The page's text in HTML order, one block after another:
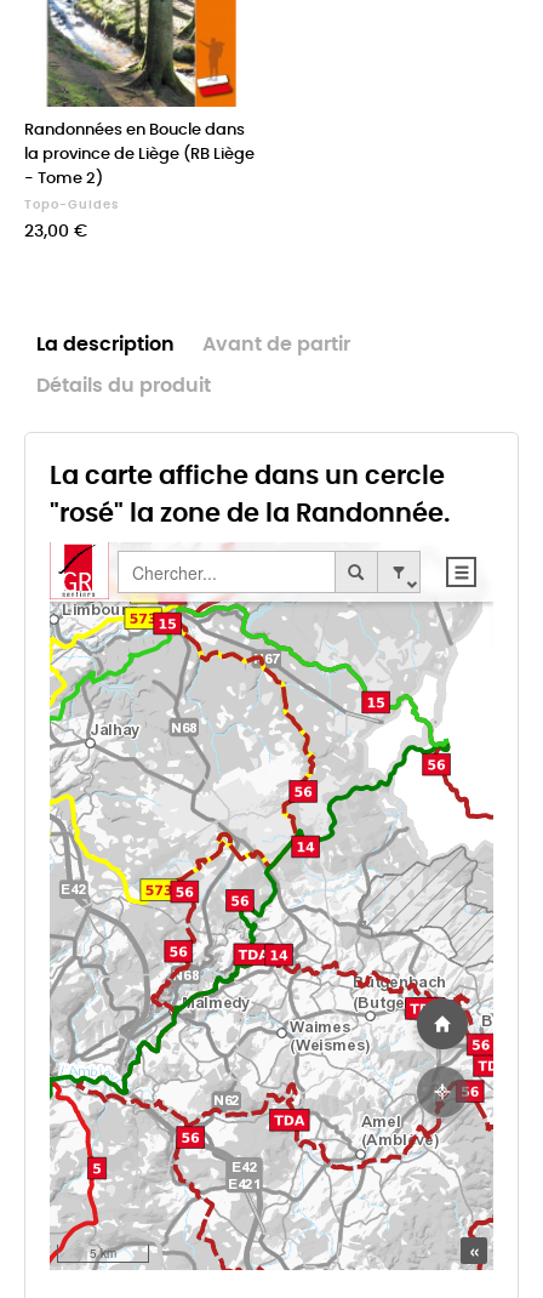
Randonnées en Boucle dans
la province de Liège (RB Liège
- Tome 2)
Topo-Guides
Prix
23,00 €
La description Avant de partir
Détails du produit
La carte affiche dans un cercle
"rosé" la zone de la Randonnée.